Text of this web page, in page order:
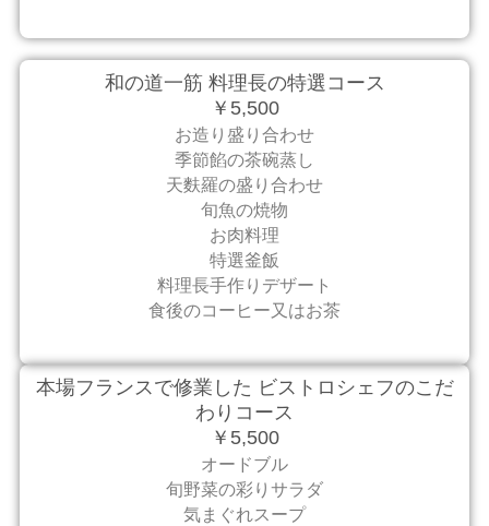
和の道一筋 料理長の特選コース
￥5,500
お造り盛り合わせ
季節餡の茶碗蒸し
天麩羅の盛り合わせ
旬魚の焼物
お肉料理
特選釜飯
料理長手作りデザート
食後のコーヒー又はお茶
本場フランスで修業した ビストロシェフのこだ
わりコース
￥5,500
オードブル
旬野菜の彩りサラダ
気まぐれスープ